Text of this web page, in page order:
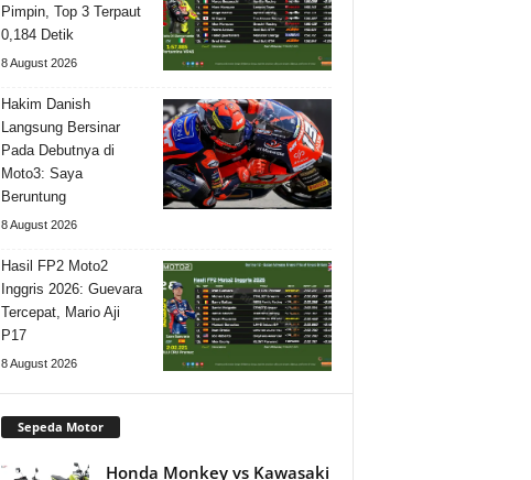
Pimpin, Top 3 Terpaut
0,184 Detik
8 August 2026
Hakim Danish
Langsung Bersinar
Pada Debutnya di
Moto3: Saya
Beruntung
8 August 2026
Hasil FP2 Moto2
Inggris 2026: Guevara
Tercepat, Mario Aji
P17
8 August 2026
Sepeda Motor
Honda Monkey vs Kawasaki